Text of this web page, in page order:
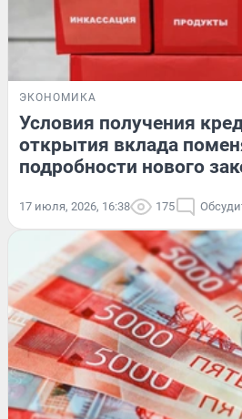
ЭКОНОМИКА
Условия получения
открытия вклада
подробности нового
17 июля, 2026, 16:38 175